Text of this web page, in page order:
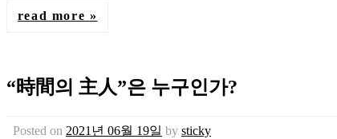
read more
“時間의 主人”은 누구인가?
Posted on 2021년 06월 19일 by sticky